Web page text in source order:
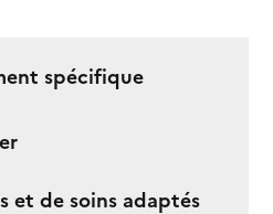
spécifique
et de soins adaptés